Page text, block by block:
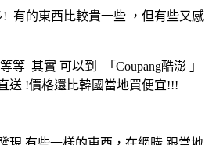
有的東西比較貴一些 ，但有些又感
等 其實 可以到 「Coupang酷澎 」
送 !價格還比韓國當地買便宜!!!